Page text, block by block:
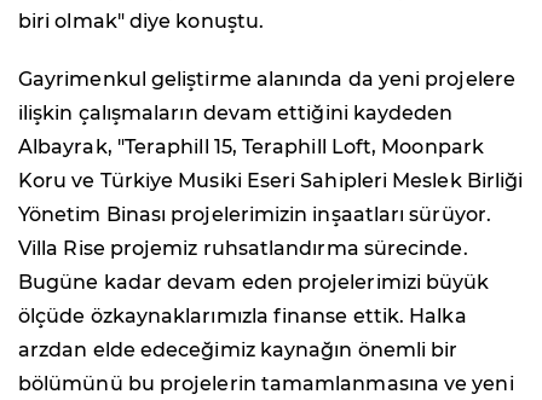
biri olmak" diye konuştu.
Gayrimenkul geliştirme alanında da yeni projelere
ilişkin çalışmaların devam ettiğini kaydeden
Albayrak, "Teraphill 15, Teraphill Loft, Moonpark
Koru ve Türkiye Musiki Eseri Sahipleri Meslek Birliği
Yönetim Binası projelerimizin inşaatları sürüyor.
Villa Rise projemiz ruhsatlandırma sürecinde.
Bugüne kadar devam eden projelerimizi büyük
ölçüde özkaynaklarımızla finanse ettik. Halka
arzdan elde edeceğimiz kaynağın önemli bir
bölümünü bu projelerin tamamlanmasına ve yeni